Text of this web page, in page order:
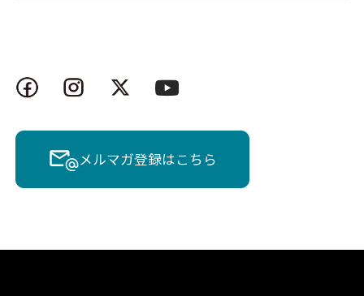
メルマガ登録はこちら